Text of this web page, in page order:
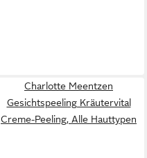
Charlotte Meentzen
Gesichtspeeling Kräutervital
Creme-Peeling, Alle Hauttypen